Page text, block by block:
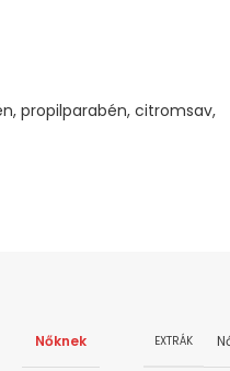
propilparabén, citromsav,
Nőknek EXTRÁK